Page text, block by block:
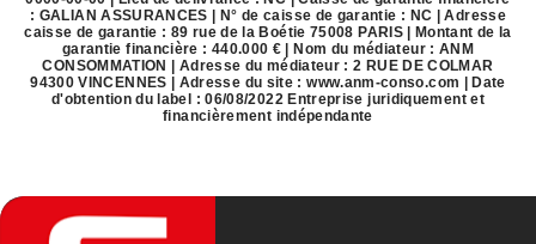
: GALIAN ASSURANCES | N° de caisse de garantie : NC | Adresse
caisse de garantie : 89 rue de la Boétie 75008 PARIS | Montant de la
garantie financière : 440.000 € | Nom du médiateur : ANM
CONSOMMATION | Adresse du médiateur : 2 RUE DE COLMAR
94300 VINCENNES | Adresse du site :www.anm-conso.com | Date
d'obtention du label : 06/08/2022Entreprise juridiquement et
financièrement indépendante